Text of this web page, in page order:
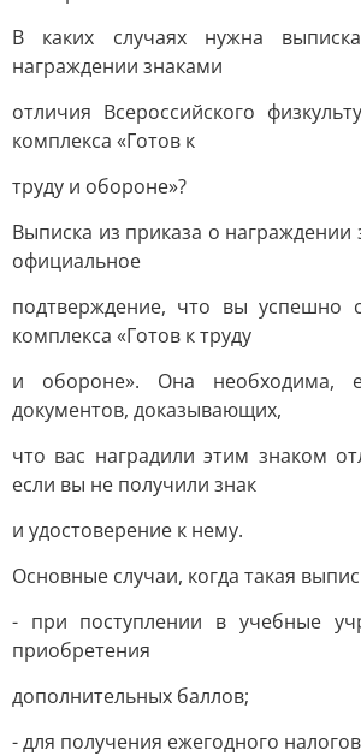
В каких случаях нужна
награждении знаками
отличия Всероссийского
комплекса «Готов к
труду и обороне»?
Выписка из приказа о
официальное
подтверждение, что вы успешно
комплекса «Готов к труду
и обороне». Она необходима,
документов, доказывающих,
что вас наградили этим знаком
если вы не получили знак
и удостоверение к нему.
Основные случаи, когда такая
- при поступлении в учебные
приобретения
дополнительных баллов;
- для получения ежегодного